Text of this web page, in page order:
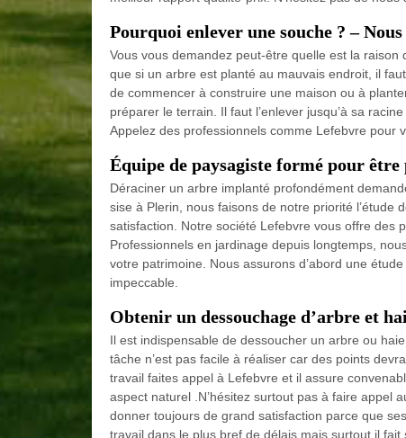
Pourquoi enlever une souche ? –
Vous vous demandez peut-être quelle est la raison
que si un arbre est planté au mauvais endroit, il
de commencer à construire une maison ou à
préparer le terrain. Il faut l’enlever jusqu’à sa
Appelez des professionnels comme Lefebvre pour
Équipe de paysagiste formé pour
Déraciner un arbre implanté profondément
sise à Plerin, nous faisons de notre priorité l’étude
satisfaction. Notre société Lefebvre vous offre des
Professionnels en jardinage depuis longtemps,
votre patrimoine. Nous assurons d’abord une
impeccable.
Obtenir un dessouchage d’arbre et
Il est indispensable de dessoucher un arbre ou
tâche n’est pas facile à réaliser car des points
travail faites appel à Lefebvre et il assure
aspect naturel .N’hésitez surtout pas à faire appel
donner toujours de grand satisfaction parce que
travail dans le plus bref de délais mais surtout il